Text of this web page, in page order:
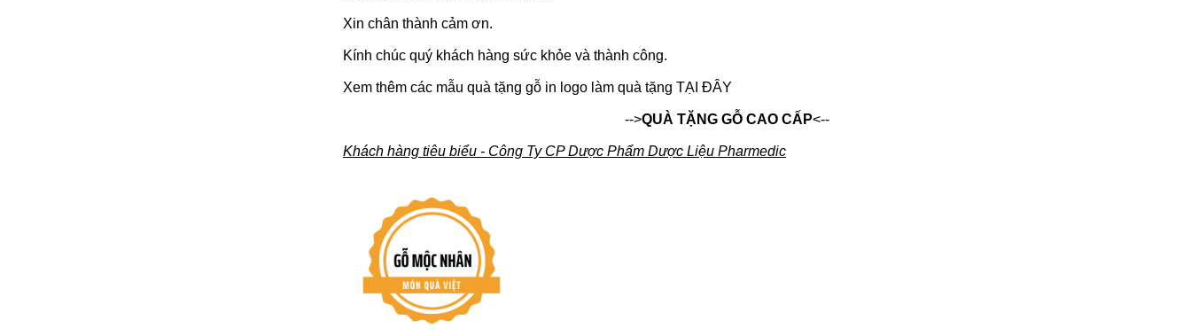
Xin chân thành cảm ơn.
Kính chúc quý khách hàng sức khỏe và thành công.
Xem thêm các mẫu quà tặng gỗ in logo làm quà tặng TẠI ĐÂY
-->QUÀ TẶNG GỖ CAO CẤP<--
Khách hàng tiêu biểu - Công Ty CP Dược Phẩm Dược Liệu Pharmedic